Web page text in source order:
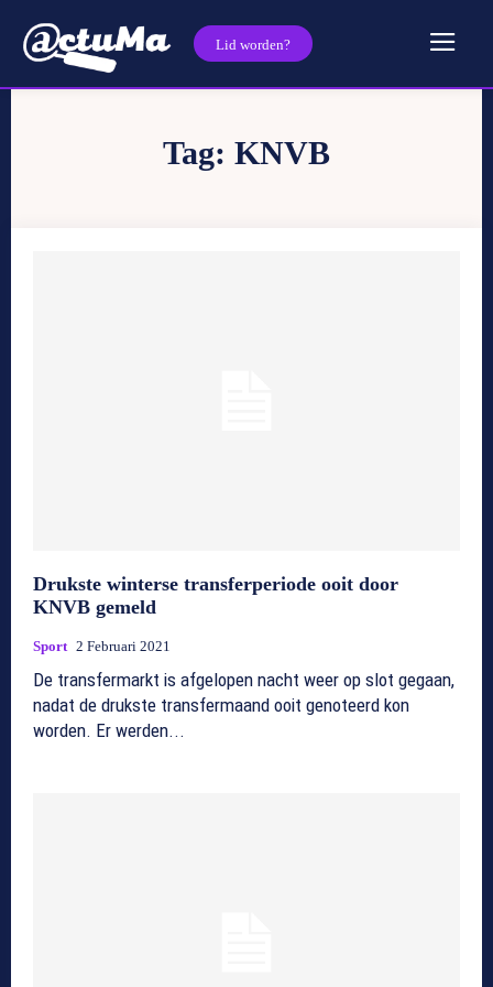
Lid worden?
Tag: KNVB
Drukste winterse transferperiode ooit door
KNVB gemeld
Sport 2 Februari 2021
De transfermarkt is afgelopen nacht weer op slot gegaan,
nadat de drukste transfermaand ooit genoteerd kon
worden. Er werden...